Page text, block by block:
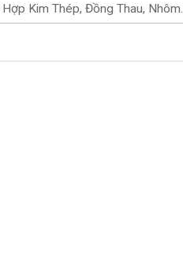
Kim Thép, Đồng Thau, Nhôm.